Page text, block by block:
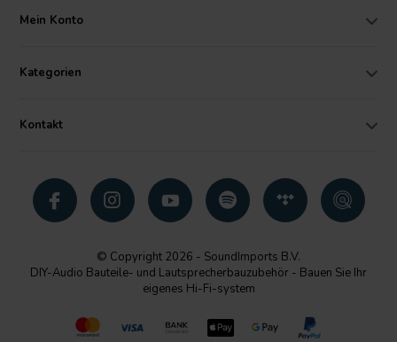
Mein Konto
Kategorien
Kontakt
© Copyright 2026 - SoundImports B.V.
DIY-Audio Bauteile- und Lautsprecherbauzubehör - Bauen Sie Ihr
eigenes Hi-Fi-system